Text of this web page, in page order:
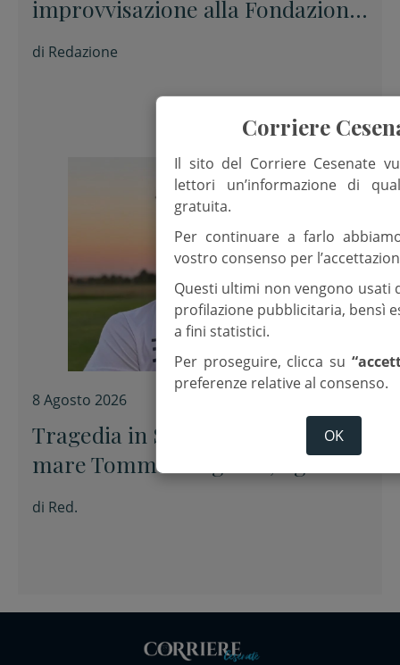
improvvisazione alla Fondazione
Tito Balestra di Longiano
di Redazione
8 Agosto 2026
Tragedia in Salento, muore in
mare Tommaso Ugolini, figlio del
primario di Chirurgia e nipote
di Red.
Corriere
Il sito del Corriere Cesenate
lettori un’informazione di
gratuita.
Per continuare a farlo
vostro consenso per
Questi ultimi non vengono usati
profilazione pubblicitaria, bensì
a fini statistici.
Per proseguire, clicca su
preferenze relative al consenso.
OK